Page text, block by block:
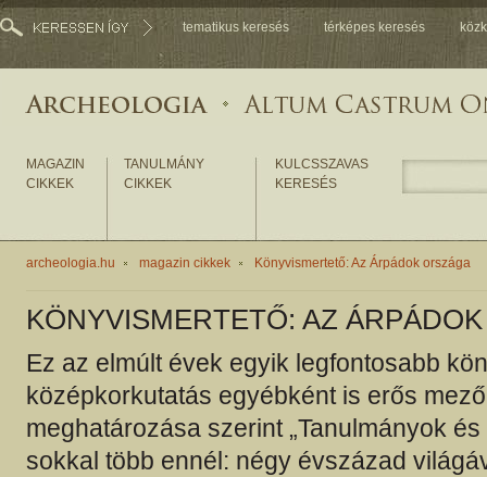
tematikus keresés térképes keresés
MAGAZIN
CIKKEK
TANULMÁNY
CIKKEK
KULCSSZAVAS
KERESÉS
archeologia.hu magazin cikkek Könyvismertető: Az Árpádok országa
KÖNYVISMERTETŐ: AZ
Ez az elmúlt évek egyik legfontosabb
középkorkutatás egyébként is erős
meghatározása szerint „Tanulmányok
sokkal több ennél: négy évszázad